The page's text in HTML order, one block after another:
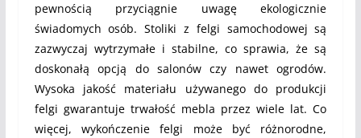
pewnością przyciągnie uwagę ekologicznie
świadomych osób. Stoliki z felgi samochodowej są
zazwyczaj wytrzymałe i stabilne, co sprawia, że są
doskonałą opcją do salonów czy nawet ogrodów.
Wysoka jakość materiału używanego do produkcji
felgi gwarantuje trwałość mebla przez wiele lat. Co
więcej, wykończenie felgi może być różnorodne,